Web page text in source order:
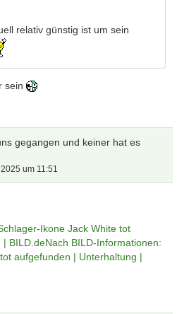
relativ günstig ist um sein
sein
gegangen und keiner hat es
um 11:51
Ikone Jack White tot
BILD.deNach BILD-Informationen:
aufgefunden | Unterhaltung |